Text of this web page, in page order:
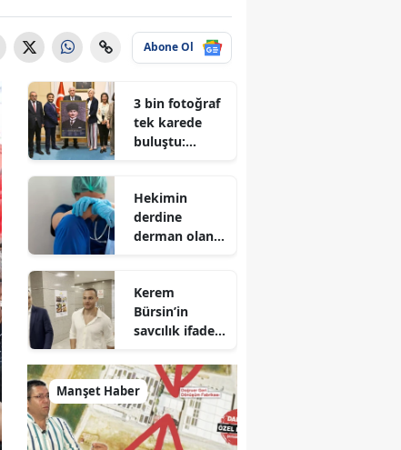
Abone Ol
3 bin fotoğraf
tek karede
buluştu:
anlamlı
Atatürk
hediyesi
Hekimin
derdine
derman olan
Kerem
Bürsin’in
savcılık ifadesi
Manşet Haber